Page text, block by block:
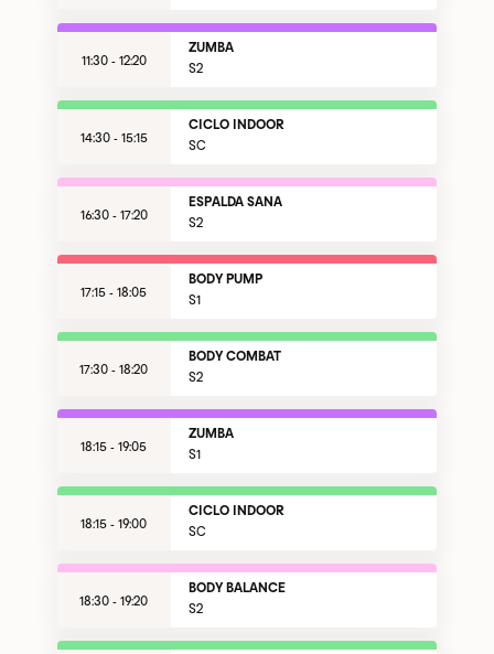
11:30 - 12:20
ZUMBA
S2
14:30 - 15:15
CICLO INDOOR
SC
16:30 - 17:20
ESPALDA SANA
S2
17:15 - 18:05
BODY PUMP
S1
17:30 - 18:20
BODY COMBAT
S2
18:15 - 19:05
ZUMBA
S1
18:15 - 19:00
CICLO INDOOR
SC
18:30 - 19:20
BODY BALANCE
S2